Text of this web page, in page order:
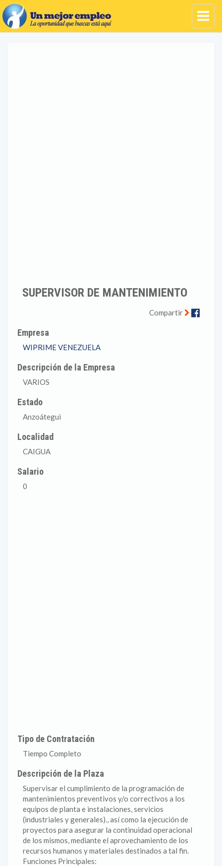
SUPERVISOR DE MANTENIMIENTO
Compartir
Empresa
WIPRIME VENEZUELA
Descripción de la Empresa
VARIOS
Estado
Anzoátegui
Localidad
CAIGUA
Salario
0
Tipo de Contratación
Tiempo Completo
Descripción de la Plaza
Supervisar el cumplimiento de la programación de
mantenimientos preventivos y/o correctivos a los
equipos de planta e instalaciones, servicios
(industriales y generales)., así como la ejecución de
proyectos para asegurar la continuidad operacional
de los mismos, mediante el aprovechamiento de los
recursos humanos y materiales destinados a tal fin.
Funciones Principales: